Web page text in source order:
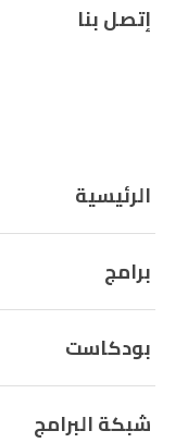
إتصل بنا
الرئيسية
برامج
بودكاست
شبكة البرامج